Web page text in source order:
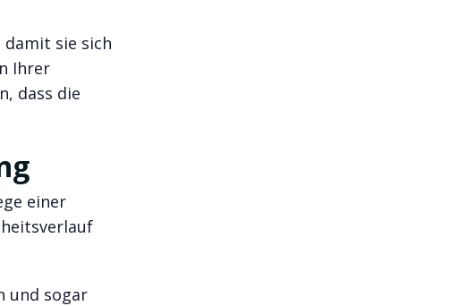
sie sich
Ihrer
dass die
einer
und sogar